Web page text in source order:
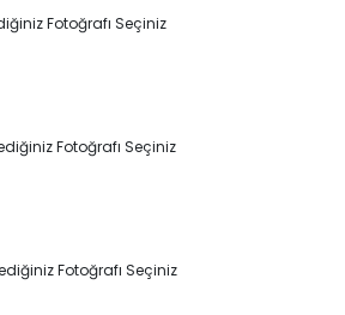
Fotoğrafı Seçiniz
Fotoğrafı Seçiniz
Fotoğrafı Seçiniz